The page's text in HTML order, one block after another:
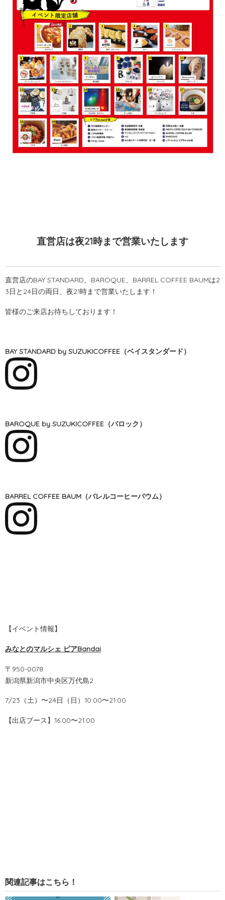
直営店は夜21時まで営業いたします
直営店のBAY STANDARD、BAROQUE、BARREL COFFEE BAUMは2
3日と24日の両日、夜21時まで営業いたします！
皆様のご来店お待ちしております！
BAY STANDARD by SUZUKICOFFEE（ベイスタンダード）
BAROQUE by SUZUKICOFFEE（バロック）
BARREL COFFEE BAUM（バレルコーヒーバウム）
【イベント情報】
みなとのマルシェ ピアBandai
〒950-0078
新潟県新潟市中央区万代島2
7/23（土）〜24日（日）10:00〜21:00
【出店ブース】16:00〜21:00
関連記事はこちら！